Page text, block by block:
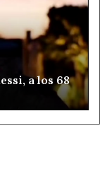
a los 68